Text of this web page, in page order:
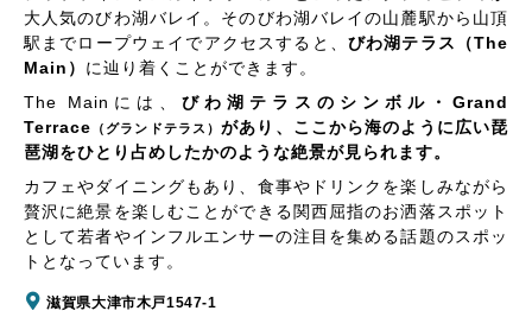
大人気のびわ湖バレイ。そのびわ湖バレイの山麓駅から山頂
駅までロープウェイでアクセスすると、 びわ湖テラス（The
Main） に辿り着くことができます。
The Mainには、 びわ湖テラスのシンボル・Grand
Terrace （グランドテラス）があり、ここから海のように広い琵
琶湖をひとり占めしたかのような絶景が見られます。
カフェやダイニングもあり、食事やドリンクを楽しみながら
贅沢に絶景を楽しむことができる関西屈指のお洒落スポット
として若者やインフルエンサーの注目を集める話題のスポッ
トとなっています。
滋賀県大津市木戸1547-1